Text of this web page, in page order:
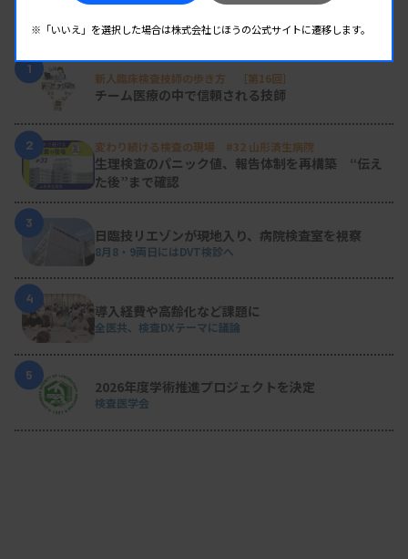
RANKING
1
新人臨床検査技師の歩き方 ［第16回］
チーム医療の中で信頼される技師
2 変わり続ける検査の現場 #32 山形済生病院
生理検査のパニック値、報告体制を再構築 “伝え
た後”まで確認
3
日臨技リエゾンが現地入り、病院検査室を視察
8月8・9両日にはDVT検診へ
4
導入経費や高齢化など課題に
全医共、検査DXテーマに議論
5
2026年度学術推進プロジェクトを決定
検査医学会
※「いいえ」を選択した場合は株式会社じほうの公式サイトに遷移します。